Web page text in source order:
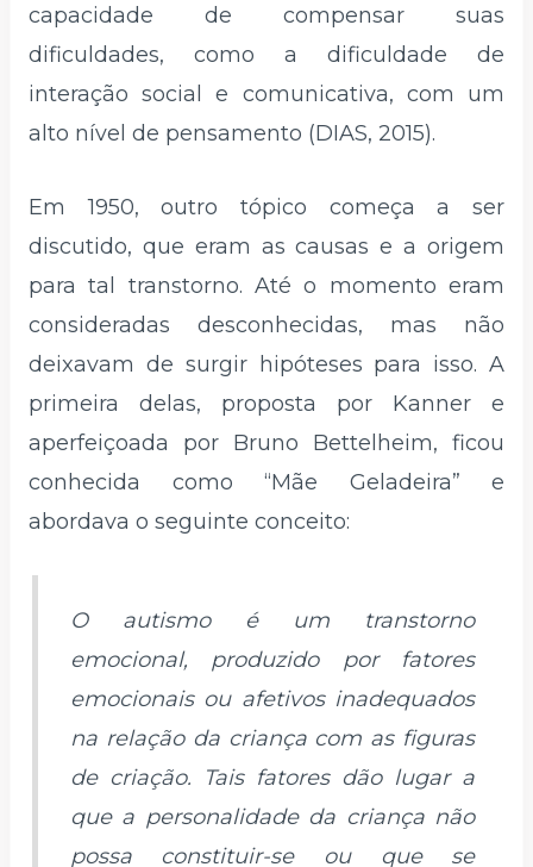
capacidade de compensar suas
dificuldades, como a dificuldade de
interação social e comunicativa, com um
alto nível de pensamento (DIAS, 2015).
Em 1950, outro tópico começa a ser
discutido, que eram as causas e a origem
para tal transtorno. Até o momento eram
consideradas desconhecidas, mas não
deixavam de surgir hipóteses para isso. A
primeira delas, proposta por Kanner e
aperfeiçoada por Bruno Bettelheim, ficou
conhecida como “Mãe Geladeira” e
abordava o seguinte conceito:
O autismo é um transtorno
emocional, produzido por fatores
emocionais ou afetivos inadequados
na relação da criança com as figuras
de criação. Tais fatores dão lugar a
que a personalidade da criança não
possa constituir-se ou que se